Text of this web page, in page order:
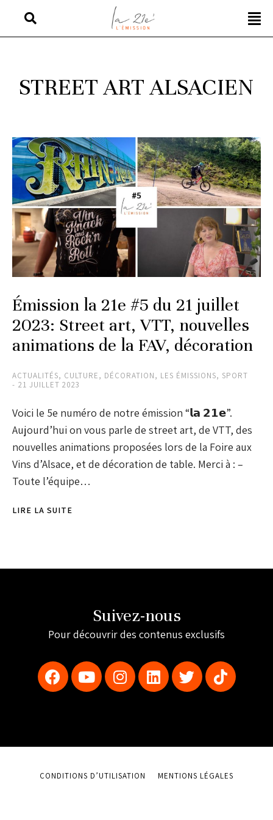
STREET ART ALSACIEN
Émission la 21e #5 du 21 juillet
2023: Street art, VTT, nouvelles
animations de la FAV, décoration
ACTUALITÉS, CULTURE, DÉCORATION, LES ÉMISSIONS, SPORT
21 JUILLET 2023
Voici le 5e numéro de notre émission “𝗹𝗮 𝟮𝟭𝗲”.
Aujourd’hui on vous parle de street art, de VTT, des
nouvelles animations proposées lors de la Foire aux
Vins d’Alsace, et de décoration de table. Merci à : –
Toute l’équipe…
LIRE LA SUITE
Suivez-nous
Pour découvrir des contenus exclusifs
CONDITIONS D’UTILISATION MENTIONS LÉGALES